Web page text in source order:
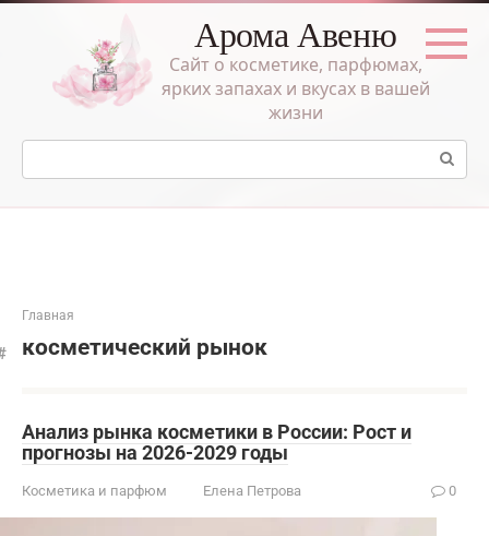
Перейти
Арома Авеню
Сайт о косметике, парфюмах,
ярких запахах и вкусах в вашей
жизни
Поиск:
Главная
косметический рынок
Анализ рынка косметики в России: Рост и
прогнозы на 2026-2029 годы
Косметика и парфюм Елена Петрова 0